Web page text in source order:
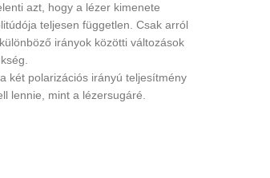
azt, hogy a lézer kimenete
teljesen független. Csak arról
irányok közötti változások
két polarizációs irányú teljesítmény
lennie, mint a lézersugáré.